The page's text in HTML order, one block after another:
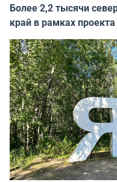
Более 2,2 тысячи
край в рамках